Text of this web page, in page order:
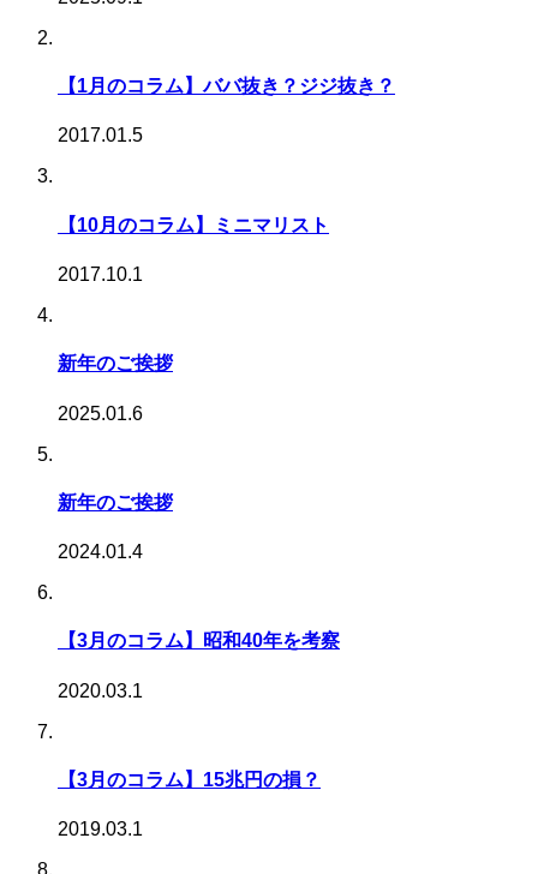
【1月のコラム】ババ抜き？ジジ抜き？
2017.01.5
【10月のコラム】ミニマリスト
2017.10.1
新年のご挨拶
2025.01.6
新年のご挨拶
2024.01.4
【3月のコラム】昭和40年を考察
2020.03.1
【3月のコラム】15兆円の損？
2019.03.1